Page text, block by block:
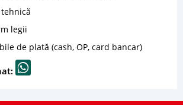
legii
de plată (cash, OP, card bancar)